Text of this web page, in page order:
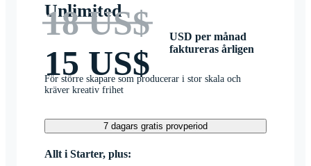
Unlimited
18 US$
15 US$
USD per månad
faktureras årligen
För större skapare som producerar i stor skala och
kräver kreativ frihet
7 dagars gratis provperiod
Allt i Starter, plus: